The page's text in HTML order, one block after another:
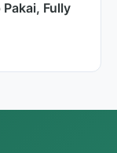
Fully